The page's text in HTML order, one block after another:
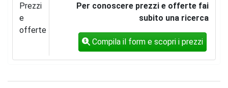
Prezzi
e
offerte
Per conoscere prezzi e offerte fai
subito una ricerca
Compila il form e scopri i prezzi